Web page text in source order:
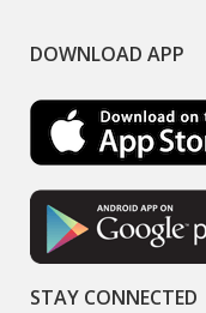
DOWNLOAD APP
STAY CONNECTED